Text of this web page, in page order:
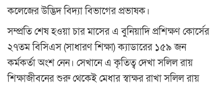
কলেজের উদ্ভিদ বিদ্যা বিভাগের প্রভাষক।
সম্প্রতি শেষ হওয়া চার মাসের এ বুনিয়াদি প্রশিক্ষণ কোর্সের
২৭তম বিসিএস (সাধারণ শিক্ষা) ক্যাডারের ১৫৯ জন
কর্মকর্তা অংশ নেন। সেখানে এ কৃতিত্ব দেখা সলিল রায়
শিক্ষাজীবনের শুরু থেকেই মেধার স্বাক্ষর রাখা সলিল রায়